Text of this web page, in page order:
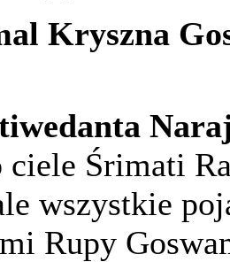
Kryszna
ciele Śrimati
wszystkie
Rupy